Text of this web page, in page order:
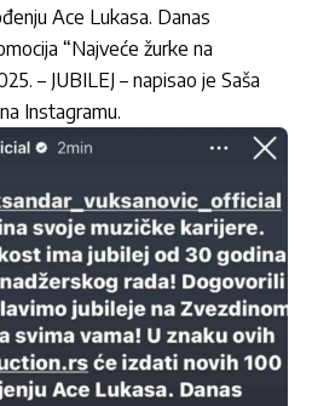
Ace Lukasa. Danas
“Najveće žurke na
– JUBILEJ – napisao je Saša
Instagramu.